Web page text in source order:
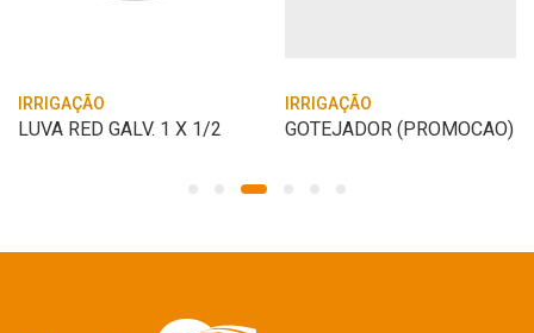
IRRIGAÇÃO
LUVA RED GALV. 1 X 1/2
IRRIGAÇÃO
GOTEJADOR (PROMOCAO)